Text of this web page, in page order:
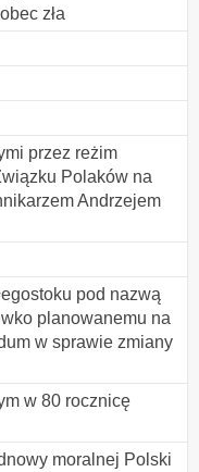
zła
przez reżim
Polaków na
Andrzejem
pod nazwą
planowanemu na
w sprawie zmiany
w 80 rocznicę
moralnej Polski